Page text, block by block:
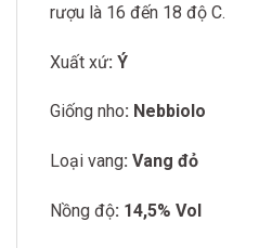
rượu là 16 đến 18 độ C.
Xuất xứ: Ý
Giống nho: Nebbiolo
Loại vang: Vang đỏ
Nồng độ: 14,5% Vol